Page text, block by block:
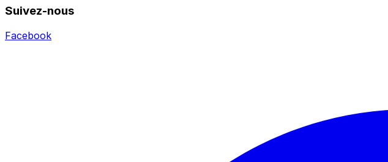
Suivez-nous
Facebook